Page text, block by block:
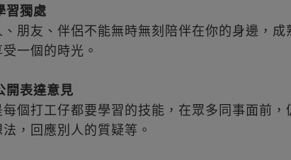
習獨處
、朋友、伴侶不能無時無刻陪伴在你的身邊，
一個的時光。
開表達意見
每個打工仔都要學習的技能，在眾多同事面前
法，回應別人的質疑等。